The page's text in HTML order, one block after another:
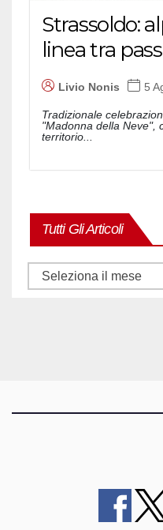
Strassoldo:
linea tra
Livio Nonis 5
Tradizionale
"Madonna della Neve",
territorio...
Tutti Gli Articoli
Tutti